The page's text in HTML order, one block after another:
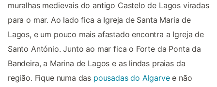
muralhas medievais do antigo Castelo de Lagos viradas
para o mar. Ao lado fica a Igreja de Santa Maria de
Lagos, e um pouco mais afastado encontra a Igreja de
Santo António. Junto ao mar fica o Forte da Ponta da
Bandeira, a Marina de Lagos e as lindas praias da
região. Fique numa das pousadas do Algarvee não